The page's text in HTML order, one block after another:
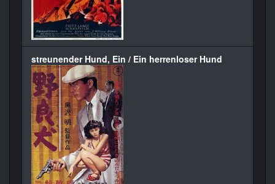
streunender Hund, Ein / Ein herrenloser Hund